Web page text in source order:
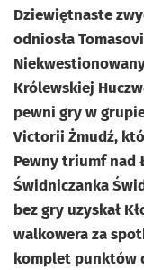
Dziewiętnaste
odniosła
Królewskiej
pewni gry w
Victorii Żmudź,
Pewny triumf nad
Świdniczanka
bez gry uzyskał
walkowera za
komplet punktów